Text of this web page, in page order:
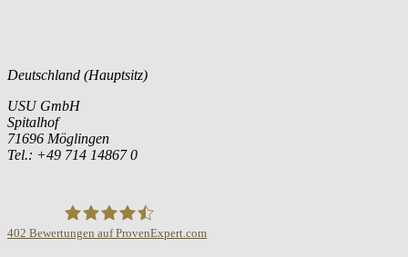
Deutschland (Hauptsitz)
USU GmbH
Spitalhof
71696 Möglingen
Tel.: +49 714 14867 0
402 Bewertungen auf ProvenExpert.com